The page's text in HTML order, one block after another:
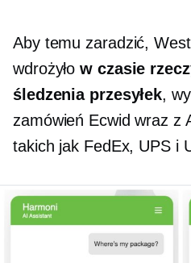
Aby temu zaradzić,
wdrożyłow czasie
śledzenia przesyłek,
zamówień Ecwid wraz z
takich jak FedEx, UPS i